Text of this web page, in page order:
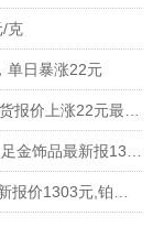
/克
单日暴涨22元